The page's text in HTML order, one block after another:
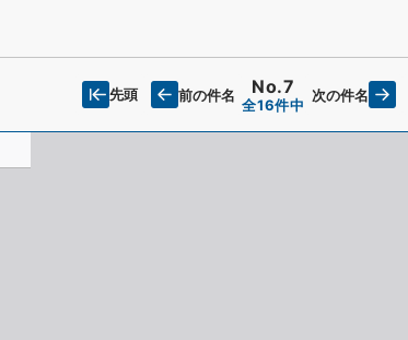
先頭 前の件名 No.7
全16件中
次の件名